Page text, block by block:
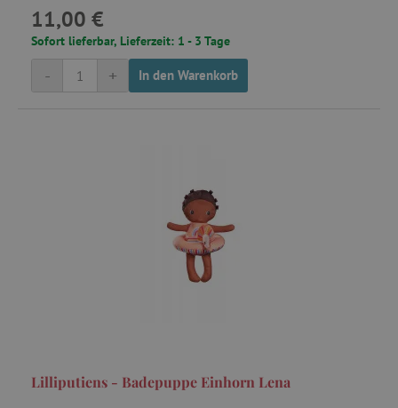
11,00 €
Sofort lieferbar, Lieferzeit: 1 - 3 Tage
+
- In den Warenkorb
Lilliputiens - Badepuppe Einhorn Lena